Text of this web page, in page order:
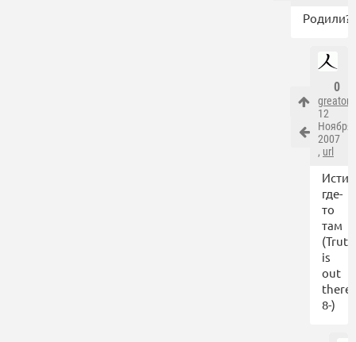
Родили?
0
12
Ноября
2007
, url
где-
то
там
(Truth
is
out
there
8-)